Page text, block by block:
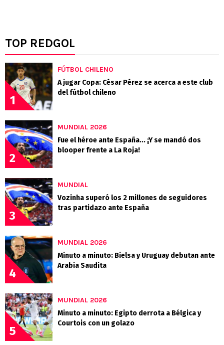
TOP REDGOL
1
FÚTBOL CHILENO
A jugar Copa: César Pérez se acerca a este club
del fútbol chileno
2
MUNDIAL 2026
Fue el héroe ante España... ¡Y se mandó dos
blooper frente a La Roja!
3
MUNDIAL
Vozinha superó los 2 millones de seguidores
tras partidazo ante España
4
MUNDIAL 2026
Minuto a minuto: Bielsa y Uruguay debutan ante
Arabia Saudita
5
MUNDIAL 2026
Minuto a minuto: Egipto derrota a Bélgica y
Courtois con un golazo